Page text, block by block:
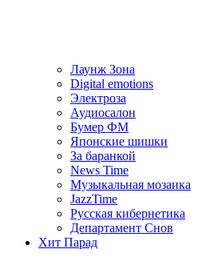
Лаунж Зона
Digital emotions
Электроза
Аудиосалон
Бумер ФМ
Японскиe шишки
За баранкой
News Time
Музыкальная мозаика
JazzTime
Русская кибернетика
Департамент Снов
Хит Парад